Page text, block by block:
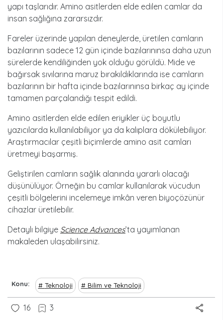
yapı taşlarıdır. Amino asitlerden elde edilen camlar da
insan sağlığına zararsızdır.
Fareler üzerinde yapılan deneylerde, üretilen camların
bazılarının sadece 12 gün içinde bazılarınınsa daha uzun
sürelerde kendiliğinden yok olduğu görüldü. Mide ve
bağırsak sıvılarına maruz bırakıldıklarında ise camların
bazılarının bir hafta içinde bazılarınınsa birkaç ay içinde
tamamen parçalandığı tespit edildi.
Amino asitlerden elde edilen eriyikler üç boyutlu
yazıcılarda kullanılabiliyor ya da kalıplara dökülebiliyor.
Araştırmacılar çeşitli biçimlerde amino asit camları
üretmeyi başarmış.
Geliştirilen camların sağlık alanında yararlı olacağı
düşünülüyor. Örneğin bu camlar kullanılarak vücudun
çeşitli bölgelerini incelemeye imkân veren biyoçözünür
cihazlar üretilebilir.
Detaylı bilgiye Science Advances’ta yayımlanan
makaleden ulaşabilirsiniz.
Konu Teknoloji Bilim ve Teknoloji
16 3